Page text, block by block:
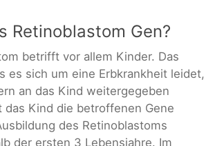
Retinoblastom Gen?
betrifft vor allem Kinder. Das
es sich um eine Erbkrankheit leidet,
an das Kind weitergegeben
das Kind die betroffenen Gene
des Retinoblastoms
der ersten 3 Lebensjahre. Im